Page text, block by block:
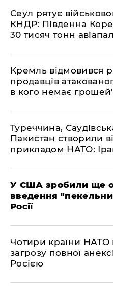
​Сеул рятує
КНДР: Південна
30 тисяч тонн
​Кремль відмовився
продавців
в кого немає
​Туреччина,
Пакистан створили
прикладом НАТО:
​У США зробили ще
введення
Росії
​Чотири країни
загрозу повної
Росією